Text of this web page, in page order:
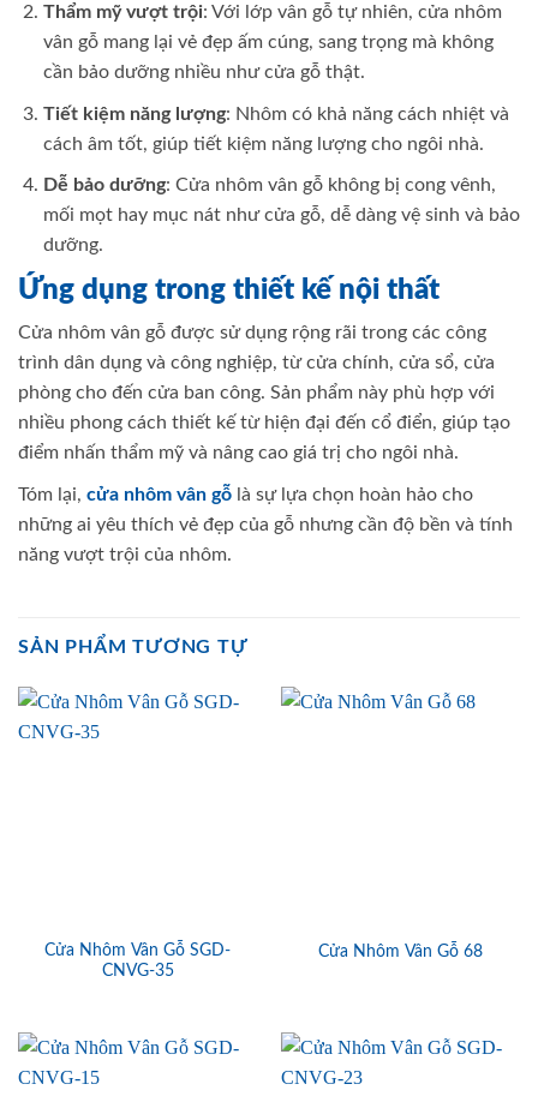
Thẩm mỹ vượt trội: Với lớp vân gỗ tự nhiên, cửa nhôm
vân gỗ mang lại vẻ đẹp ấm cúng, sang trọng mà không
cần bảo dưỡng nhiều như cửa gỗ thật.
Tiết kiệm năng lượng: Nhôm có khả năng cách nhiệt và
cách âm tốt, giúp tiết kiệm năng lượng cho ngôi nhà.
Dễ bảo dưỡng: Cửa nhôm vân gỗ không bị cong vênh,
mối mọt hay mục nát như cửa gỗ, dễ dàng vệ sinh và bảo
dưỡng.
Ứng dụng trong thiết kế nội thất
Cửa nhôm vân gỗ được sử dụng rộng rãi trong các công
trình dân dụng và công nghiệp, từ cửa chính, cửa sổ, cửa
phòng cho đến cửa ban công. Sản phẩm này phù hợp với
nhiều phong cách thiết kế từ hiện đại đến cổ điển, giúp tạo
điểm nhấn thẩm mỹ và nâng cao giá trị cho ngôi nhà.
Tóm lại, cửa nhôm vân gỗ là sự lựa chọn hoàn hảo cho
những ai yêu thích vẻ đẹp của gỗ nhưng cần độ bền và tính
năng vượt trội của nhôm.
SẢN PHẨM TƯƠNG TỰ
Cửa Nhôm Vân Gỗ SGD-
CNVG-35
Cửa Nhôm Vân Gỗ 68